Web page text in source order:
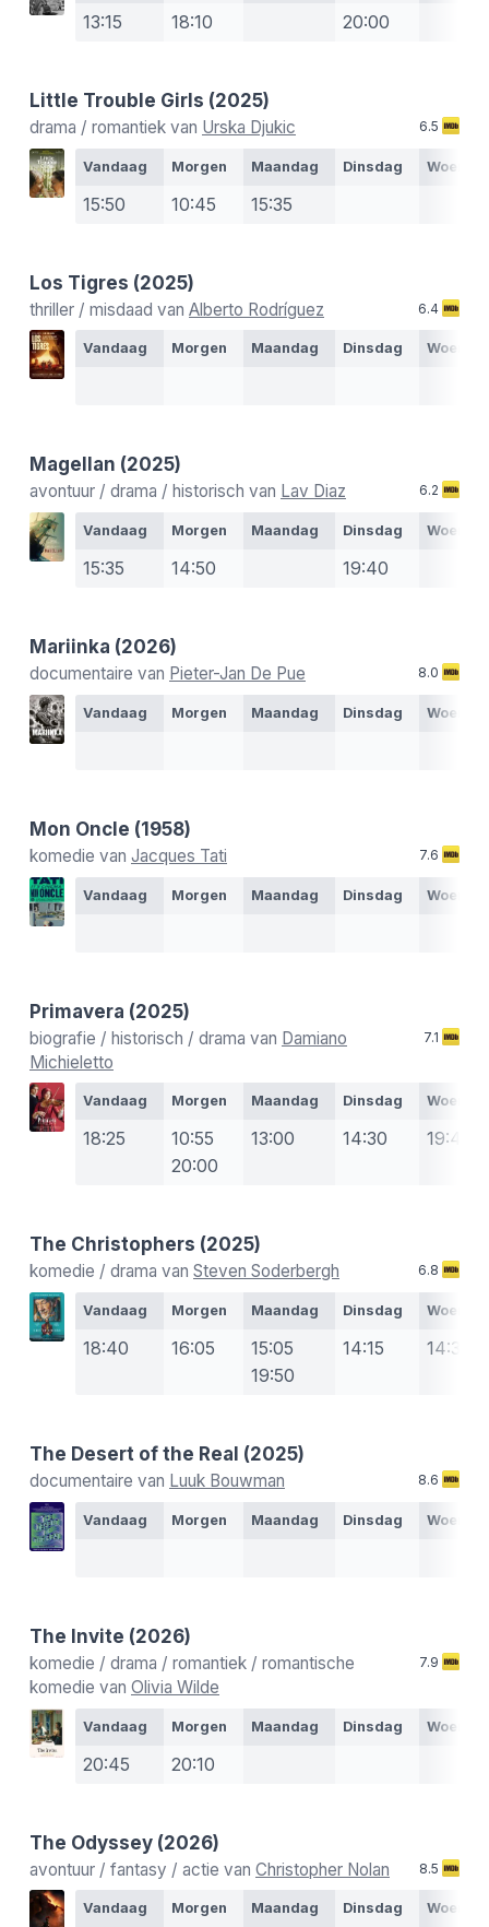
13:15 18:10 20:00
Little Trouble Girls (2025)
drama / romantiek van Urska Djukic 6.5
Vandaag Morgen Maandag Dinsdag
15:50 10:45 15:35
Los Tigres (2025)
thriller / misdaad van Alberto Rodríguez 6.4
Vandaag Morgen Maandag Dinsdag
Magellan (2025)
avontuur / drama / historisch van Lav Diaz 6.2
Vandaag Morgen Maandag Dinsdag
15:35 14:50 19:40
Mariinka (2026)
documentaire van Pieter-Jan De Pue 8.0
Vandaag Morgen Maandag Dinsdag
Mon Oncle (1958)
komedie van Jacques Tati 7.6
Vandaag Morgen Maandag Dinsdag
Primavera (2025)
biografie / historisch / drama van Damiano
Michieletto
7.1
Vandaag Morgen Maandag Dinsdag
18:25
10:55
20:00
13:00 14:30 19:45
The Christophers (2025)
komedie / drama van Steven Soderbergh 6.8
Vandaag Morgen Maandag Dinsdag
18:40 16:05
15:05
19:50
14:15 14:30
The Desert of the Real (2025)
documentaire van Luuk Bouwman 8.6
Vandaag Morgen Maandag Dinsdag
The Invite (2026)
komedie / drama / romantiek / romantische
komedie van Olivia Wilde
7.9
Vandaag Morgen Maandag Dinsdag
20:45 20:10
The Odyssey (2026)
avontuur / fantasy / actie van Christopher Nolan 8.5
Vandaag Morgen Maandag Dinsdag